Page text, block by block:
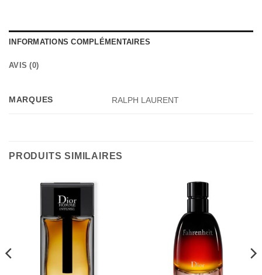
INFORMATIONS COMPLÉMENTAIRES
AVIS (0)
MARQUES RALPH LAURENT
PRODUITS SIMILAIRES